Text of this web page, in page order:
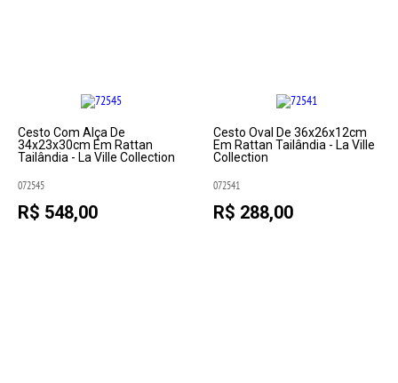
Cesto Com Alça De
34x23x30cm Em Rattan
Tailândia - La Ville Collection
072545
R$ 548,00
Cesto Oval De 36x26x12cm
Em Rattan Tailândia - La Ville
Collection
072541
R$ 288,00